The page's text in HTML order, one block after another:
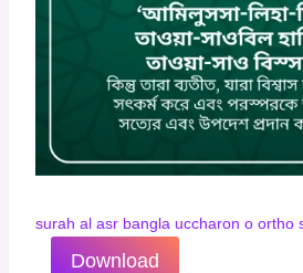
surah al asr bangla uccharon o ortho
Download